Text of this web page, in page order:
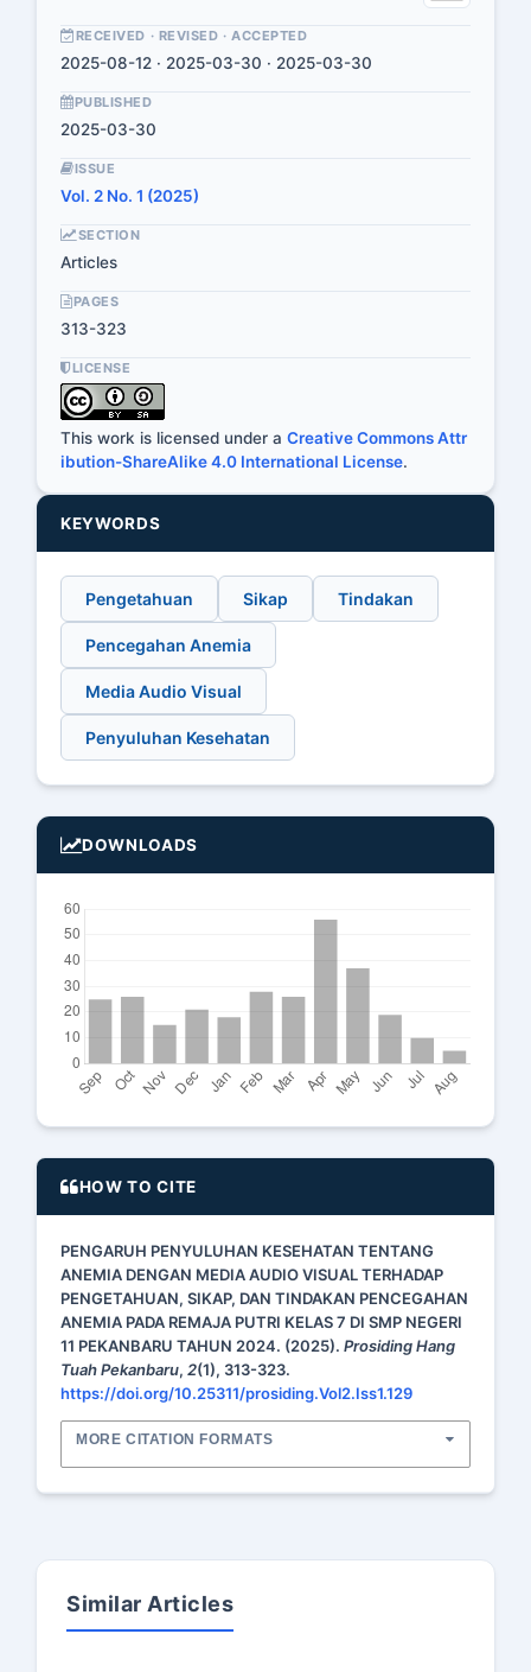
RECEIVED · REVISED · ACCEPTED
2025-08-12 · 2025-03-30 · 2025-03-30
PUBLISHED
2025-03-30
ISSUE
Vol. 2 No. 1 (2025)
SECTION
Articles
PAGES
313-323
LICENSE
This work is licensed under a Creative Commons Attr
ibution-ShareAlike 4.0 International License.
KEYWORDS
Pengetahuan Sikap Tindakan
Pencegahan Anemia
Media Audio Visual
Penyuluhan Kesehatan
DOWNLOADS
HOW TO CITE
PENGARUH PENYULUHAN KESEHATAN TENTANG
ANEMIA DENGAN MEDIA AUDIO VISUAL TERHADAP
PENGETAHUAN, SIKAP, DAN TINDAKAN PENCEGAHAN
ANEMIA PADA REMAJA PUTRI KELAS 7 DI SMP NEGERI
11 PEKANBARU TAHUN 2024. (2025). Prosiding Hang
Tuah Pekanbaru, 2(1), 313-323.
https://doi.org/10.25311/prosiding.Vol2.Iss1.129
MORE CITATION FORMATS
Similar Articles